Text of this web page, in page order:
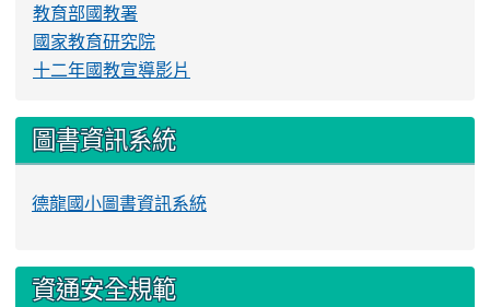
教育部國教署
國家教育研究院
十二年國教宣導影片
圖書資訊系統
德龍國小圖書資訊系統
資通安全規範